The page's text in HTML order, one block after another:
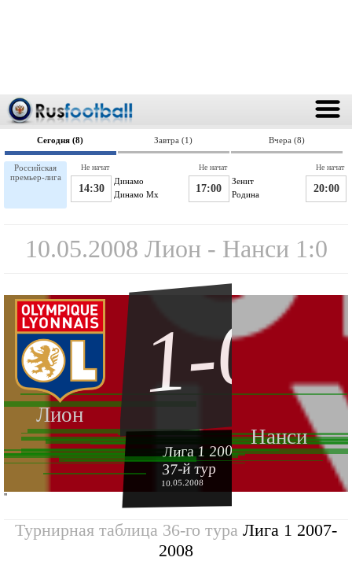
Сегодня (8) Завтра (1) Вчера (8)
Российская
премьер-лига
Динамо
14:30 Динамо Мх
Не начат
Зенит
17:00 Родина
Не начат
20:00
Не начат
10.05.2008 Лион - Нанси 1:0
Лион
Нанси
1-0
Лига 1 2007-2008
37-й тур
10.05.2008
''
Турнирная таблица 36-го тура Лига 1 2007-
2008